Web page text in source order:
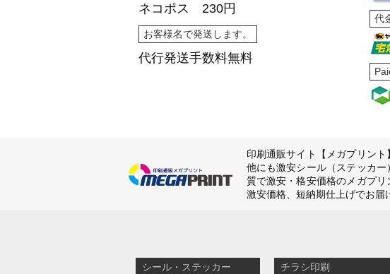
ネコポス 230円
お客様名で発送します。
代行発送手数料無料
代
印刷通販サイト【メガプリン
他にも激安シール（ステッカ
質で激安・格安価格のメガプ
激安価格、短納期仕上げでお届
シール・ステッカー
チラシ印刷